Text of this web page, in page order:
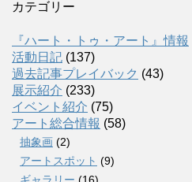
カテゴリー
『ハート・トゥ・アート』情報
活動日記 (137)
過去記事プレイバック (43)
展示紹介 (233)
イベント紹介 (75)
アート総合情報 (58)
抽象画 (2)
アートスポット (9)
ギャラリー (16)